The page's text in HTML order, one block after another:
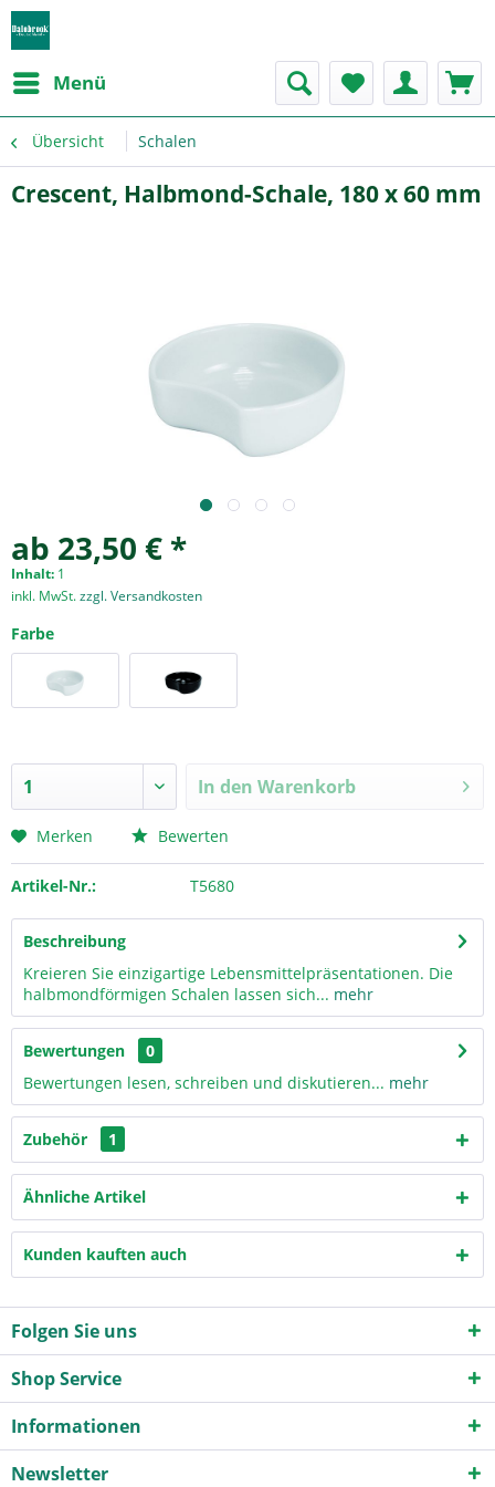
Menü
Übersicht Schalen
Crescent, Halbmond-Schale, 180 x 60 mm
ab 23,50 € *
Inhalt: 1
inkl. MwSt.zzgl. Versandkosten
Farbe
In den Warenkorb
Merken Bewerten
Artikel-Nr.: T5680
Beschreibung
Kreieren Sie einzigartige Lebensmittelpräsentationen. Die
halbmondförmigen Schalen lassen sich... mehr
Bewertungen
0
Bewertungen lesen, schreiben und diskutieren... mehr
Zubehör 1
Ähnliche Artikel
Kunden kauften auch
Folgen Sie uns
Shop Service
Informationen
Newsletter